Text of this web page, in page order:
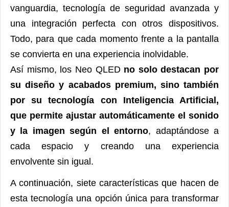
vanguardia, tecnología de seguridad avanzada y
una integración perfecta con otros dispositivos.
Todo, para que cada momento frente a la pantalla
se convierta en una experiencia inolvidable.
Así mismo, los Neo QLED no solo destacan por
su diseño y acabados premium, sino también
por su tecnología con Inteligencia Artificial,
que permite ajustar automáticamente el sonido
y la imagen según el entorno, adaptándose a
cada espacio y creando una experiencia
envolvente sin igual.
A continuación, siete características que hacen de
esta tecnología una opción única para transformar